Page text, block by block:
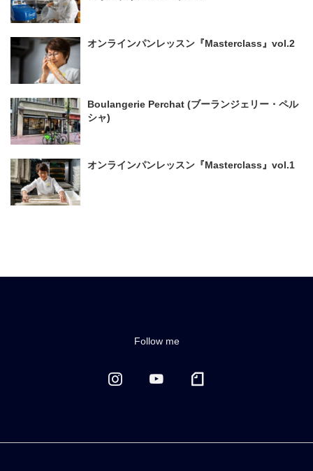
オンラインパンレッスン『Masterclass』vol.2
Boulangerie Perchat (ブーランジェリー・ペル
シャ)
オンラインパンレッスン『Masterclass』vol.1
Follow me